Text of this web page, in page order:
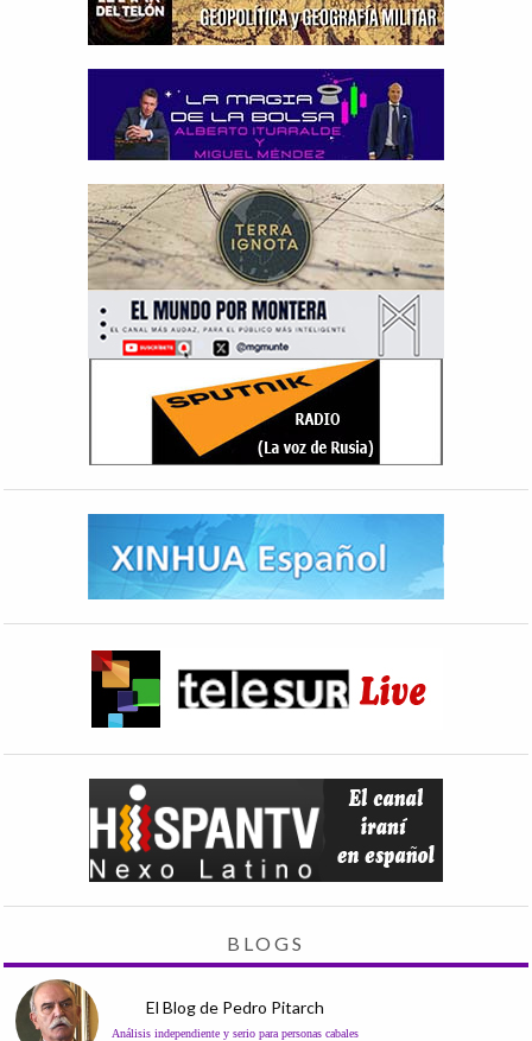
BLOGS
El Blog de Pedro Pitarch
Análisis independiente y serio para personas cabales